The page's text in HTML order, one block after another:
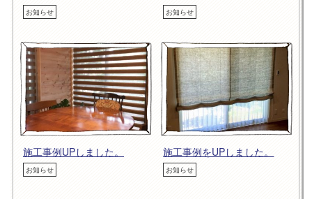
お知らせ お知らせ
施工事例UPしました。
お知らせ
施工事例をUPしました。
お知らせ